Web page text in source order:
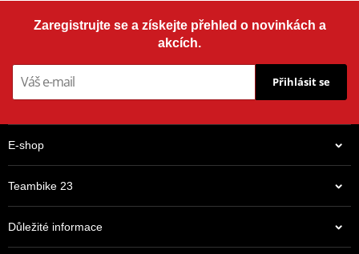
Zaregistrujte se a získejte přehled o novinkách a
akcích.
Přihlásit se
E-shop
Teambike 23
Důležité informace